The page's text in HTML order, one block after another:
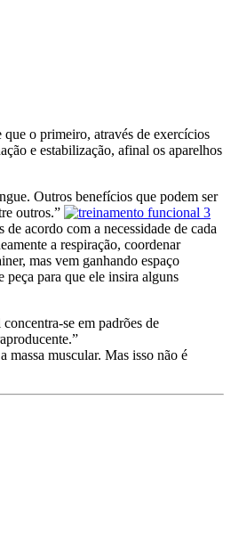
o primeiro, através de exercícios
e estabilização, afinal os aparelhos
Outros benefícios que podem ser
outros.”
acordo com a necessidade de cada
a respiração, coordenar
mas vem ganhando espaço
peça para que ele insira alguns
se em padrões de
massa muscular. Mas isso não é